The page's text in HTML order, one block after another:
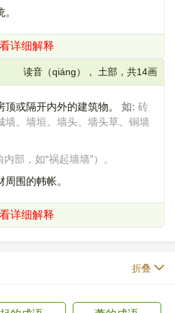
详细解释
读音（qiáng）， 土部，共14画
顶或隔开内外的建筑物。 如: 砖
墙。墙垣。墙头。墙头草。铜墙
部，如“祸起墙墙”）。
围的帏帐。
详细解释
折叠